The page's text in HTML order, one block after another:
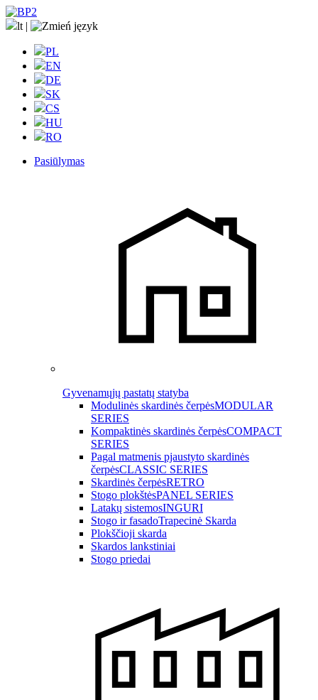
lt |
PL
EN
DE
SK
CS
HU
RO
Pasiūlymas
Gyvenamųjų pastatų statyba
Modulinės skardinės čerpėsMODULAR
SERIES
Kompaktinės skardinės čerpėsCOMPACT
SERIES
Pagal matmenis pjaustyto skardinės
čerpėsCLASSIC SERIES
Skardinės čerpėsRETRO
Stogo plokštėsPANEL SERIES
Latakų sistemosINGURI
Stogo ir fasadoTrapecinė Skarda
Plokščioji skarda
Skardos lankstiniai
Stogo priedai